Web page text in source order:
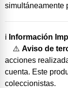
simultáneamente
ℹ️ Información
⚠️ Aviso de
acciones
cuenta. Este
coleccionistas.